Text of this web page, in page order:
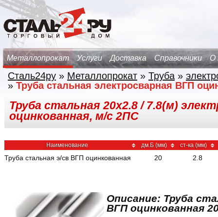
Металлопрокат Услуги Доставка Справочники О
Сталь24ру » Металлопрокат » Труба »
» Труба стальная электросварная ВГП
Труба стальная 20х2.8 / 7.8(м)
оцинкованная, м/с 2ПС
Наименование дм.Б (мм) ст-ка (мм)
Труба стальная э/св ВГП оцинкованная 20 2.8
Описание: Труба
ВГП оцинкованная